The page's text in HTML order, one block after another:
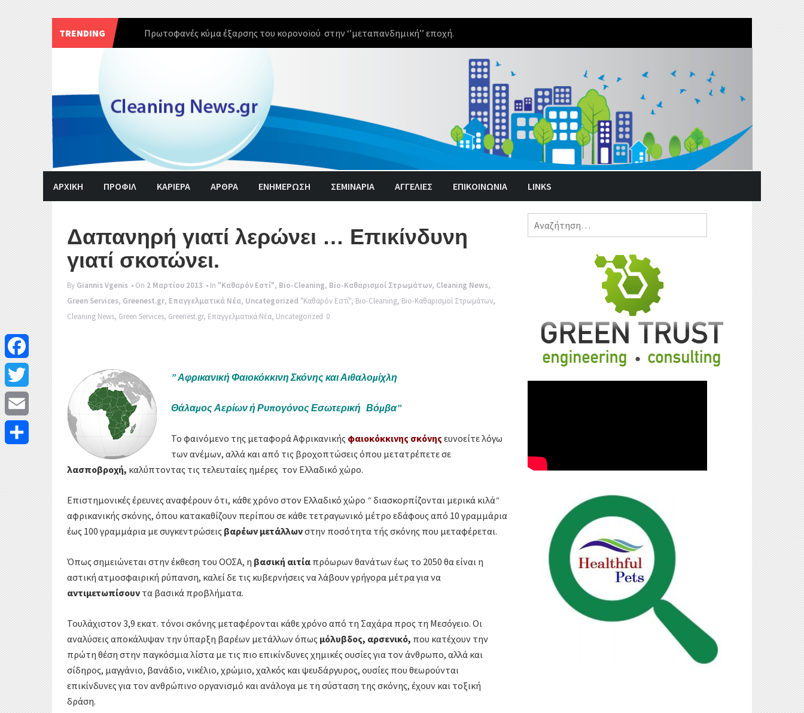
TRENDING
Πρωτοφανές κύμα έξαρσης του κορονοϊού στην ‘’μεταπανδημική’’ εποχή.
Skip
to
content
ΑΡΧΙΚΗ ΠΡΟΦΙΛ ΚΑΡΙΕΡΑ ΑΡΘΡΑ ΕΝΗΜΈΡΩΣΗ ΣΕΜΙΝΑΡΙΑ ΑΓΓΕΛΊΕΣ ΕΠΙΚΟΙΝΩΝΙΑ LINKS
Δαπανηρή γιατί λερώνει … Επικίνδυνη
γιατί σκοτώνει.
By Giannis Vgenis • On 2 Μαρτίου 2013 • In "Καθαρόν Εστί", Bio-Cleaning, Bio-Καθαρισμοί Στρωμάτων, Cleaning News,
Green Services, Greenest.gr, Επαγγελματικά Νέα, Uncategorized "Καθαρόν Εστί", Bio-Cleaning, Bio-Καθαρισμοί Στρωμάτων,
Cleaning News, Green Services, Greenest.gr, Επαγγελματικά Νέα, Uncategorized 0
” Αφρικανική Φαιοκόκκινη Σκόνης και Αιθαλομίχλη
Θάλαμος Αερίων ή Ρυπογόνος Εσωτερική Βόμβα”
Το φαινόμενο της μεταφορά Αφρικανικής φαιοκόκκινης σκόνης ευνοείτε λόγω
των ανέμων, αλλά και από τις βροχοπτώσεις όπου μετατρέπετε σε
λασποβροχή, καλύπτοντας τις τελευταίες ημέρες τον Ελλαδικό χώρο.
Επιστημονικές έρευνες αναφέρουν ότι, κάθε χρόνο στον Ελλαδικό χώρο “διασκορπίζονται μερικά κιλά“
αφρικανικής σκόνης, όπου κατακαθίζουν περίπου σε κάθε τετραγωνικό μέτρο εδάφους από 10 γραμμάρια
έως 100 γραμμάρια με συγκεντρώσεις βαρέων μετάλλωνστην ποσότητα τής σκόνης που μεταφέρεται.
Όπως σημειώνεται στην έκθεση του ΟΟΣΑ, η βασική αιτία πρόωρων θανάτων έως το 2050 θα είναι η
αστική ατμοσφαιρική ρύπανση, καλεί δε τις κυβερνήσεις να λάβουν γρήγορα μέτρα για να
αντιμετωπίσουν τα βασικά προβλήματα.
Τουλάχιστον 3,9 εκατ. τόνοι σκόνης μεταφέρονται κάθε χρόνο από τη Σαχάρα προς τη Μεσόγειο. Οι
αναλύσεις αποκάλυψαν την ύπαρξη βαρέων μετάλλων όπως μόλυβδος, αρσενικό, που κατέχουν την
πρώτη θέση στην παγκόσμια λίστα με τις πιο επικίνδυνες χημικές ουσίες για τον άνθρωπο, αλλά και
σίδηρος, μαγγάνιο, βανάδιο, νικέλιο, χρώμιο, χαλκός και ψευδάργυρος, ουσίες που θεωρούνται
επικίνδυνες για τον ανθρώπινο οργανισμό και ανάλογα με τη σύσταση της σκόνης, έχουν και τοξική
δράση.
Αναζήτηση
για:
F
a
c
e
b
o
o
k
T
w
i
t
t
e
r
E
m
a
i
l
Μ
ο
ι
ρ
α
σ
τ
ε
ί
τ
ε